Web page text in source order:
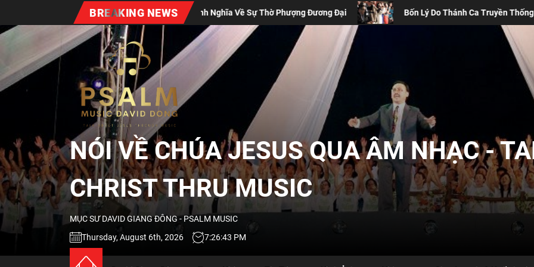
the
BREAKING NEWS
Định Nghĩa Về Sự Thờ Phượng Đương Đại Bốn Lý Do Thánh Ca Truyền Thống Vẫn Cần Thiết Trong Buổi Thờ Phượng
NÓI
VỀ
CHÚA
JESUS
QUA
ÂM
NÓI VỀ CHÚA JESUS QUA ÂM NHẠC -
CHRIST THRU MUSIC
MỤC SƯ DAVID GIANG ĐÔNG - PSALM MUSIC
Thursday, August 6th, 2026
7:26:45 PM